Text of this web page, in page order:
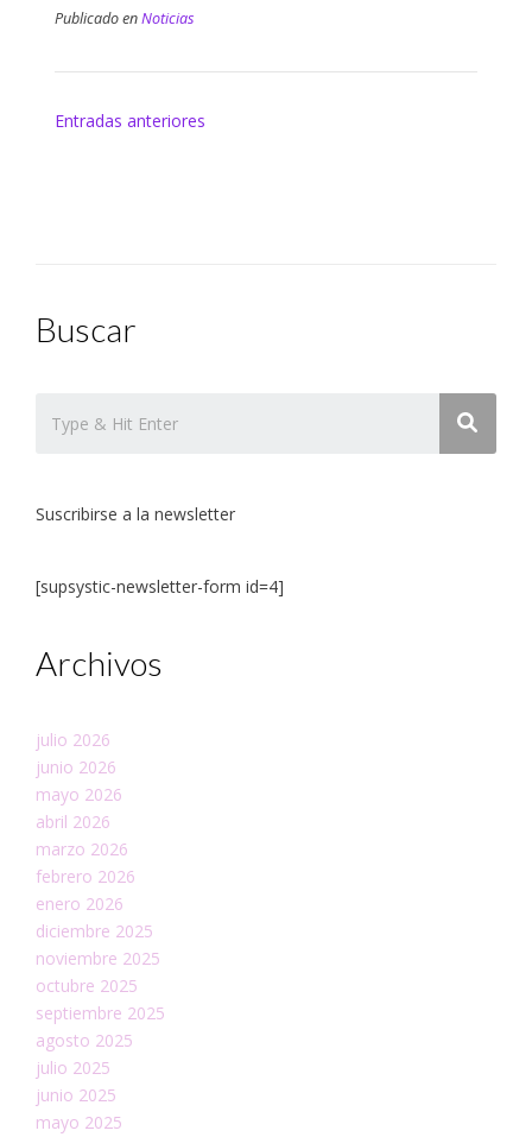
Publicado enNoticias
Navegación
Entradas anteriores
Buscar
Suscribirse a la newsletter
[supsystic-newsletter-form id=4]
Archivos
julio 2026
junio 2026
mayo 2026
abril 2026
marzo 2026
febrero 2026
enero 2026
diciembre 2025
noviembre 2025
octubre 2025
septiembre 2025
agosto 2025
julio 2025
junio 2025
mayo 2025